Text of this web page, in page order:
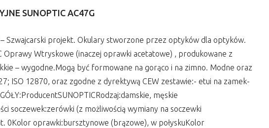
SUNOPTIC AC47G
Szwajcarski projekt. Okulary stworzone przez optyków dla optyków.
Oprawy Wtryskowe (inaczej oprawki acetatowe) , produkowane z
– wygodne.Mogą być formowane na gorąco i na zimno. Modne oraz
ISO 12870, oraz zgodne z dyrektywą CEW zestawie:- etui na zamek-
męskie
soczewek:zerówki (z możliwością wymiany na soczewki
0Kolor oprawki:bursztynowe (brązowe), w połyskuKolor